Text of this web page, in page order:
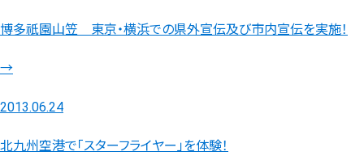
博多祇園山笠 東京・横浜での県外宣伝及び市内宣伝を実施！
→
2013.06.24
北九州空港で「スターフライヤー」を体験！